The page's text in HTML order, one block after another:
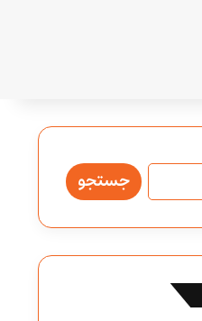
جستجو
برای: